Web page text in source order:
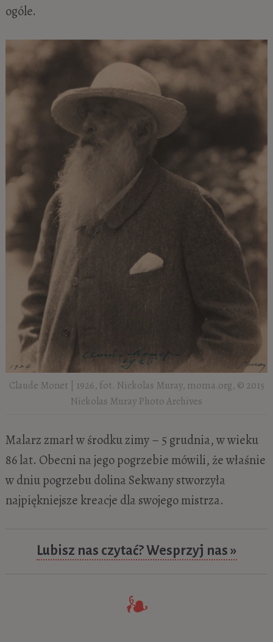
ogóle.
Claude Monet | 1926, fot. Nickolas Muray, moma.org, © 2015
Nickolas Muray Photo Archives
Malarz zmarł w środku zimy – 5 grudnia, w wieku
86 lat. Obecni na jego pogrzebie mówili, że właśnie
w dniu pogrzebu dolina Sekwany stworzyła
najpiękniejsze kreacje dla swojego mistrza.
Lubisz nas czytać? Wesprzyj nas »